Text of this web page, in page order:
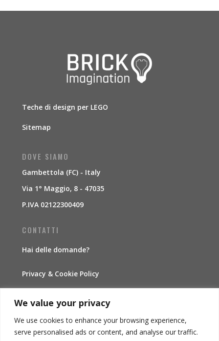
We value your privacy
We use cookies to enhance your browsing experience,
serve personalised ads or content, and analyse our traffic.
Teche di design per LEGO
Sitemap
DOVE SIAMO
Gambettola (FC) - Italy
Via 1° Maggio, 8 - 47035
P.IVA 02122300409
CONTATTI
Hai delle domande?
Privacy & Cookie Policy
Traccia la spedizione
INFORMAZIONI